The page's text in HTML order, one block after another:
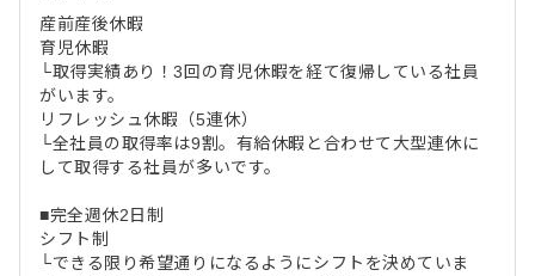
産前産後休暇
育児休暇
└取得実績あり！3回の育児休暇を経て復帰している社員
がいます。
リフレッシュ休暇（5連休）
└全社員の取得率は9割。有給休暇と合わせて大型連休に
して取得する社員が多いです。
■完全週休2日制
シフト制
└できる限り希望通りになるようにシフトを決めていま